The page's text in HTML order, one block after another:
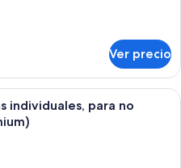
Ver precio
Habitación de hotel con dos camas,
individuales, para no